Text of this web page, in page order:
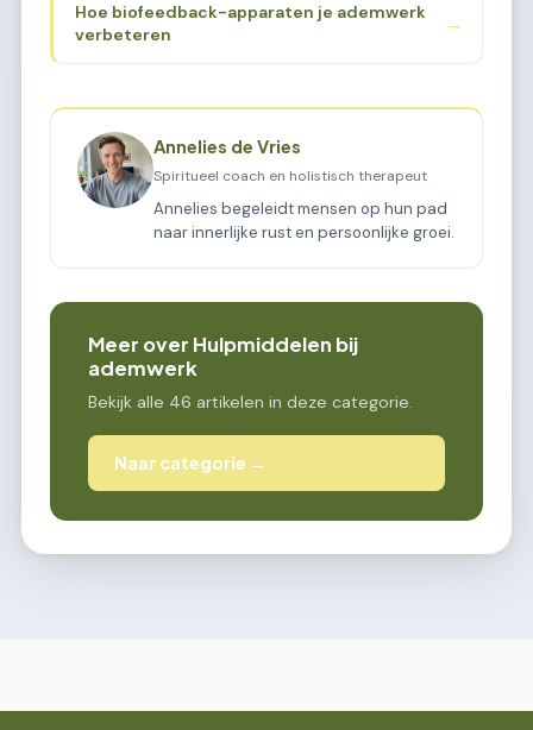
Hoe biofeedback-apparaten je ademwerk
verbeteren
→
Annelies de Vries
Spiritueel coach en holistisch therapeut
Annelies begeleidt mensen op hun pad
naar innerlijke rust en persoonlijke groei.
Meer over Hulpmiddelen bij
ademwerk
Bekijk alle 46 artikelen in deze categorie.
Naar categorie →